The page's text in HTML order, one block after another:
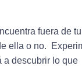
fuera de
ella o no.
a descubrir lo que